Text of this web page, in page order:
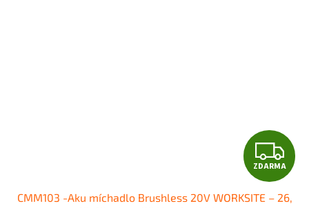
Z
D
ZDARMA
CMM103 -Aku míchadlo Brushless 20V WORKSITE – 26,